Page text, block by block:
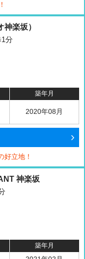
楽坂）
1分
築年月
2020年08月
立地！
神楽坂
築年月